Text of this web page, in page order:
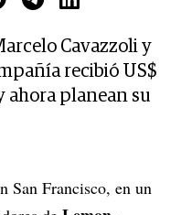
Cavazzoli y
recibió US$
ahora planean su
San Francisco, en un